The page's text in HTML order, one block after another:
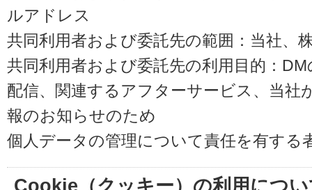
ルアドレス
共同利用者および委託先の範囲：当社、
共同利用者および委託先の利用目的：
配信、関連するアフターサービス、当社
報のお知らせのため
個人データの管理について責任を有する
Cookie（クッキー）の利用につ